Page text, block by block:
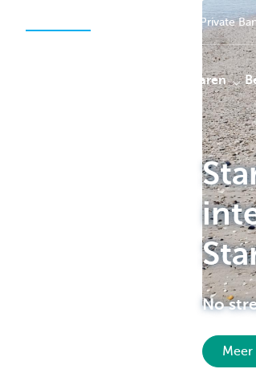
Private
Sparen
No